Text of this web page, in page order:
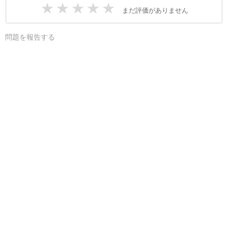
★ ★ ★ ★ ★ まだ評価がありません
問題を報告する